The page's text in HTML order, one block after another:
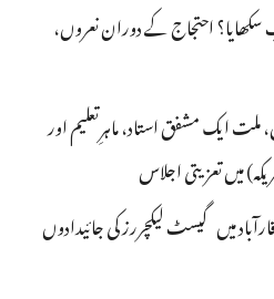
احتجاج کے دوران نعروں،
ملت ایک مشفق استاد، ماہرِتعلیم اور
میں تعزیتی اجلاس
میں گیسٹ لیکچررز کی جائیدادوں